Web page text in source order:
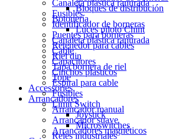
Canaleta plástica ranurada
Fusibles
Identificador de borneras
Puentes para borneras
Retenedor para cables
Riel din
Tapa bornera de riel
Tope
Accessories
Arrancadores
Arrancador manual
Arrancador suave
Arrancadores magnéticos
Bloques de distribución
Botonería
Luces piloto Chint
Canaleta plástica ranurada
Cable
Capacitores
Cinchos plasticos
Espiral para cable
Fusibles
Limit Switch
Joystick
Microswitches
Reles industriales